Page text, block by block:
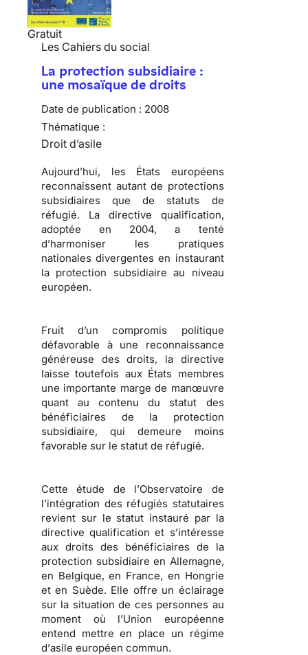
Gratuit
Les Cahiers du social
La protection subsidiaire :
une mosaïque de droits
Date de publication : 2008
Thématique :
Droit d’asile
Aujourd’hui, les États européens
reconnaissent autant de protections
subsidiaires que de statuts de
réfugié. La directive qualification,
adoptée en 2004, a tenté
d’harmoniser les pratiques
nationales divergentes en instaurant
la protection subsidiaire au niveau
européen.
Fruit d’un compromis politique
défavorable à une reconnaissance
généreuse des droits, la directive
laisse toutefois aux États membres
une importante marge de manœuvre
quant au contenu du statut des
bénéficiaires de la protection
subsidiaire, qui demeure moins
favorable sur le statut de réfugié.
Cette étude de l’Observatoire de
l’intégration des réfugiés statutaires
revient sur le statut instauré par la
directive qualification et s’intéresse
aux droits des bénéficiaires de la
protection subsidiaire en Allemagne,
en Belgique, en France, en Hongrie
et en Suède. Elle offre un éclairage
sur la situation de ces personnes au
moment où l’Union européenne
entend mettre en place un régime
d’asile européen commun.